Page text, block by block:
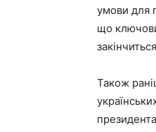
умови для
що
Також